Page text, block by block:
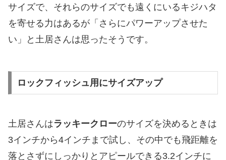
サイズで、それらのサイズでも遠くにいるキジハタ
を寄せる力はあるが「さらにパワーアップさせた
い」と土居さんは思ったそうです。
ロックフィッシュ用にサイズアップ
土居さんはラッキークローのサイズを決めるときは
3インチから4インチまで試し、その中でも飛距離を
落とさずにしっかりとアピールできる3.2インチに